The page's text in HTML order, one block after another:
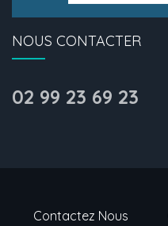
NOUS CONTACTER
02 99 23 69 23
Contactez Nous